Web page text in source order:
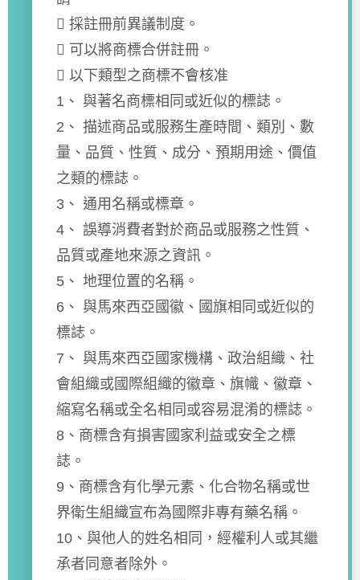
 採註冊前異議制度。
 可以將商標合併註冊。
 以下類型之商標不會核准
1、 與著名商標相同或近似的標誌。
2、 描述商品或服務生產時間、類別、數
量、品質、性質、成分、預期用途、價值
之類的標誌。
3、 通用名稱或標章。
4、 誤導消費者對於商品或服務之性質、
品質或產地來源之資訊。
5、 地理位置的名稱。
6、 與馬來西亞國徽、國旗相同或近似的
標誌。
7、 與馬來西亞國家機構、政治組織、社
會組織或國際組織的徽章、旗幟、徽章、
縮寫名稱或全名相同或容易混淆的標誌。
8、商標含有損害國家利益或安全之標
誌。
9、商標含有化學元素、化合物名稱或世
界衛生組織宣布為國際非專有藥名稱。
10、與他人的姓名相同，經權利人或其繼
承者同意者除外。